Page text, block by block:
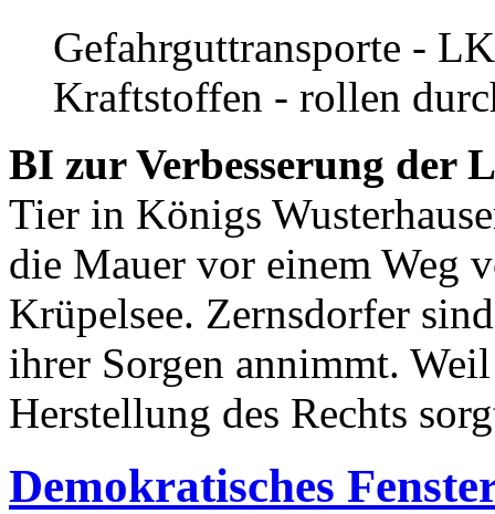
Gefahrguttransporte -
Kraftstoffen - rollen
BI zur Verbesserung der
Tier in Königs
die Mauer vor einem Weg
Krüpelsee. Zernsdorfer
ihrer Sorgen annimmt.
Herstellung des Rechts
Demokratisches